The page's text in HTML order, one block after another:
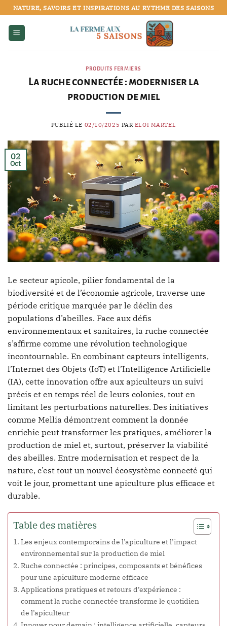
Passer
au
contenu
NATURE, SAVOIRS ET INSPIRATIONS AU RYTHME DES SAISONS
PRODUITS FERMIERS
La ruche connectée : moderniser la
production de miel
PUBLIÉ LE 02/10/2025 PAR ELOI MARTEL
02
Oct
Le secteur apicole, pilier fondamental de la
biodiversité et de l’économie agricole, traverse une
période critique marquée par le déclin des
populations d’abeilles. Face aux défis
environnementaux et sanitaires, la ruche connectée
s’affirme comme une révolution technologique
incontournable. En combinant capteurs intelligents,
l’Internet des Objets (IoT) et l’Intelligence Artificielle
(IA), cette innovation offre aux apiculteurs un suivi
précis et en temps réel de leurs colonies, tout en
limitant les perturbations naturelles. Des initiatives
comme Mellia démontrent comment la donnée
enrichie peut transformer les pratiques, améliorer la
production de miel et, surtout, préserver la viabilité
des abeilles. Entre modernisation et respect de la
nature, c’est tout un nouvel écosystème connecté qui
voit le jour, promettant une apiculture plus efficace et
durable.
Table des matières
Les enjeux contemporains de l’apiculture et l’impact
environnemental sur la production de miel
Ruche connectée : principes, composants et bénéfices
pour une apiculture moderne efficace
Applications pratiques et retours d’expérience :
comment la ruche connectée transforme le quotidien
de l’apiculteur